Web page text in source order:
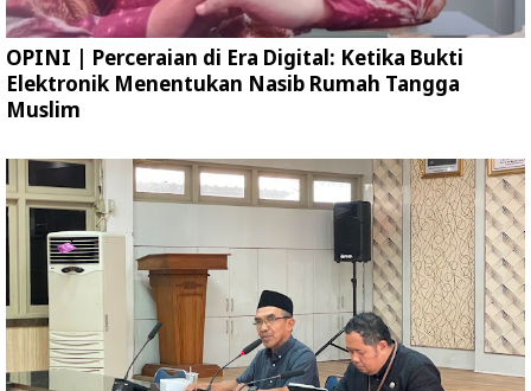
OPINI | Perceraian di Era Digital: Ketika Bukti
Elektronik Menentukan Nasib Rumah Tangga
Muslim